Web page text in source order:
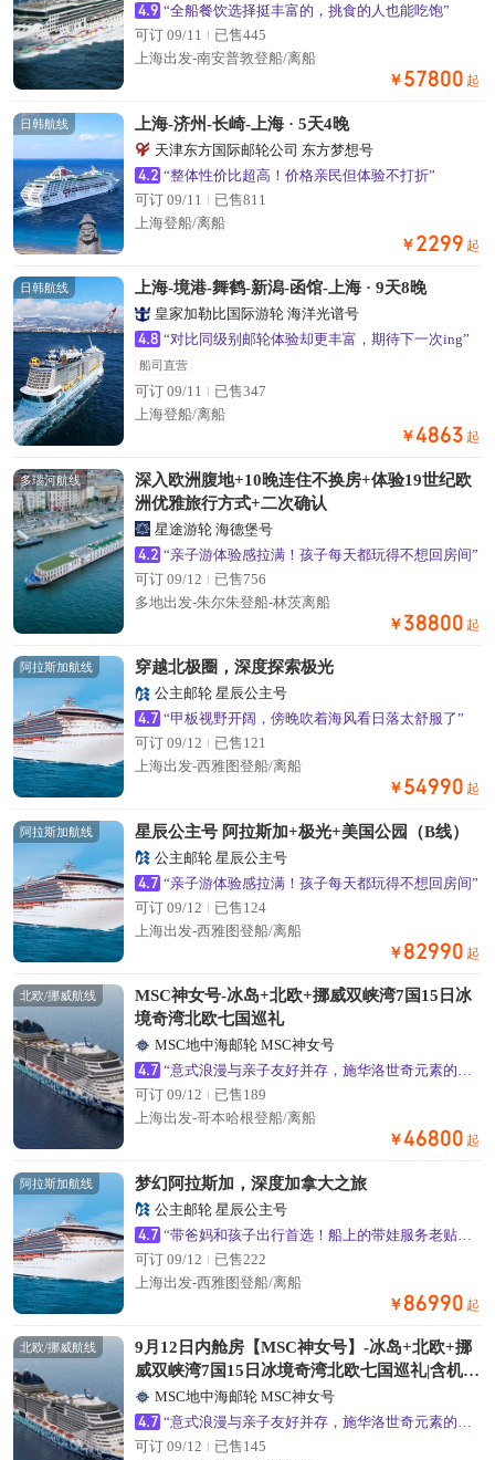
4.9 “全船餐饮选择挺丰富的，挑食的人也能吃饱”
可订 09/11
已售445
上海出发-南安普敦登船/离船
￥ 57800 起
日韩航线 上海-济州-长崎-上海 · 5天4晚
天津东方国际邮轮公司 东方梦想号
4.2 “整体性价比超高！价格亲民但体验不打折”
可订 09/11
已售811
上海登船/离船
￥ 2299 起
日韩航线 上海-境港-舞鹤-新潟-函馆-上海 · 9天8晚
皇家加勒比国际游轮 海洋光谱号
4.8 “对比同级别邮轮体验却更丰富，期待下一次ing”
船司直营
可订 09/11
已售347
上海登船/离船
￥4863 起
多瑙河航线
深入欧洲腹地+10晚连住不换房+体验19世纪欧
洲优雅旅行方式+二次确认
星途游轮 海德堡号
4.2 “亲子游体验感拉满！孩子每天都玩得不想回房间”
可订 09/12
已售756
多地出发-朱尔朱登船-林茨离船
￥ 38800 起
阿拉斯加航线 穿越北极圈，深度探索极光
公主邮轮 星辰公主号
4.7 “甲板视野开阔，傍晚吹着海风看日落太舒服了”
可订 09/12
已售121
上海出发-西雅图登船/离船
￥ 54990 起
阿拉斯加航线 星辰公主号 阿拉斯加+极光+美国公园（B线）
公主邮轮 星辰公主号
4.7 “亲子游体验感拉满！孩子每天都玩得不想回房间”
可订 09/12
已售124
上海出发-西雅图登船/离船
￥ 82990 起
北欧/挪威航线
MSC神女号-冰岛+北欧+挪威双峡湾7国15日冰
境奇湾北欧七国巡礼
MSC地中海邮轮 MSC神女号
4.7
“意式浪漫与亲子友好并存，施华洛世奇元素的公共区域超出片”
可订 09/12
已售189
上海出发-哥本哈根登船/离船
￥46800 起
阿拉斯加航线 梦幻阿拉斯加，深度加拿大之旅
公主邮轮 星辰公主号
4.7
可订 09/12
已售222
上海出发-西雅图登船/离船
￥ 86990 起
北欧/挪威航线
9月12日内舱房【MSC神女号】-冰岛+北欧+挪
威双峡湾7国15日冰境奇湾北欧七国巡礼|含机
票|含港口岸上观光
MSC地中海邮轮 MSC神女号
4.7
“意式浪漫与亲子友好并存，施华洛世奇元素的公共区域超出片”
可订 09/12
已售145